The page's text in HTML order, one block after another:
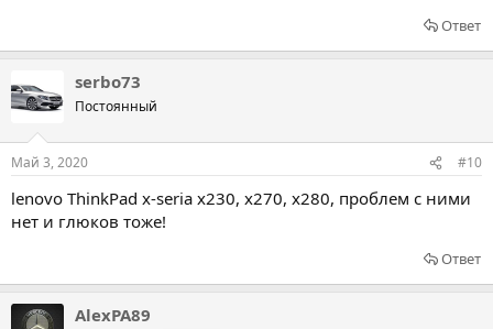
Ответ
serbo73
Постоянный
Май 3, 2020 #10
lenovo ThinkPad x-seria x230, x270, x280, проблем с ними
нет и глюков тоже!
Ответ
AlexPA89